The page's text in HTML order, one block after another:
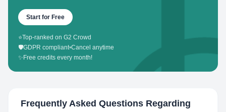
Start for Free
⭐Top-ranked on G2 Crowd
🛡️GDPR compliant•Cancel anytime
✨ Free credits every month!
Frequently Asked Questions Regarding